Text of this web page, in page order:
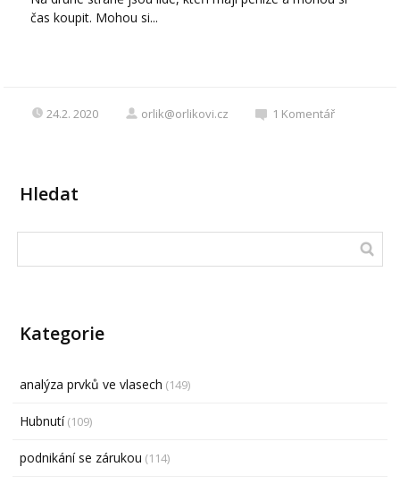
čas koupit. Mohou si...
24.2. 2020 orlik@orlikovi.cz 1 Komentář
Hledat
Kategorie
analýza prvků ve vlasech (149)
Hubnutí(109)
podnikání se zárukou (114)